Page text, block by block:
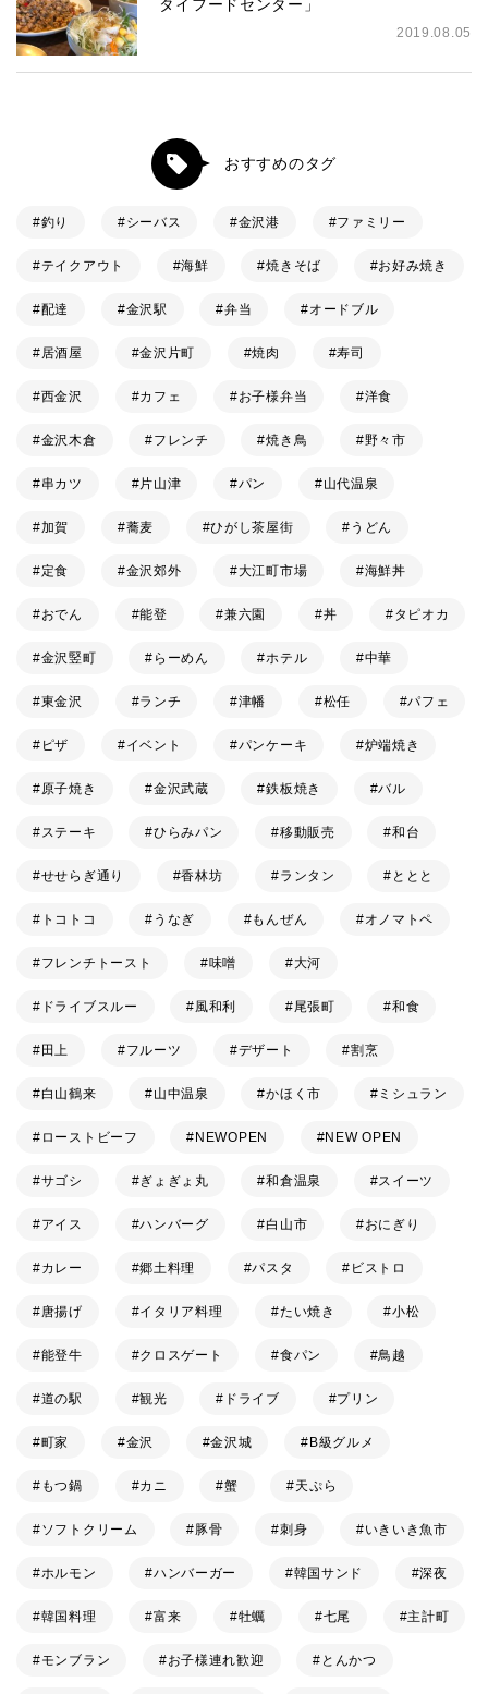
タイフードセンター」
2019.08.05
おすすめのタグ
釣り シーバス 金沢港 ファミリー
テイクアウト 海鮮 焼きそば お好み焼き
配達 金沢駅 弁当 オードブル
居酒屋 金沢片町 焼肉 寿司
西金沢 カフェ お子様弁当 洋食
金沢木倉 フレンチ 焼き鳥 野々市
串カツ 片山津 パン 山代温泉
加賀 蕎麦 ひがし茶屋街 うどん
定食 金沢郊外 大江町市場 海鮮丼
おでん 能登 兼六園 丼 タピオカ
金沢竪町 らーめん ホテル 中華
東金沢 ランチ 津幡 松任 パフェ
ピザ イベント パンケーキ 炉端焼き
原子焼き 金沢武蔵 鉄板焼き バル
ステーキ ひらみパン 移動販売 和台
せせらぎ通り 香林坊 ランタン ととと
トコトコ うなぎ もんぜん オノマトペ
フレンチトースト 味噌 大河
ドライブスルー 風和利 尾張町 和食
田上 フルーツ デザート 割烹
白山鶴来 山中温泉 かほく市 ミシュラン
ローストビーフ NEWOPEN NEW OPEN
サゴシ ぎょぎょ丸 和倉温泉 スイーツ
アイス ハンバーグ 白山市 おにぎり
カレー 郷土料理 パスタ ビストロ
唐揚げ イタリア料理 たい焼き 小松
能登牛 クロスゲート 食パン 鳥越
道の駅 観光 ドライブ プリン
町家 金沢 金沢城 B級グルメ
もつ鍋 カニ 蟹 天ぷら
ソフトクリーム 豚骨 刺身 いきいき魚市
ホルモン ハンバーガー 韓国サンド 深夜
韓国料理 富来 牡蠣 七尾 主計町
モンブラン お子様連れ歓迎 とんかつ